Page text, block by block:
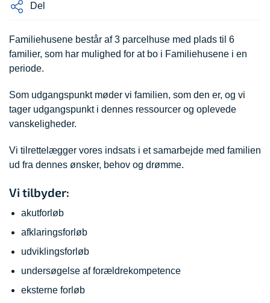
Del
Familiehusene består af 3 parcelhuse med plads til 6
familier, som har mulighed for at bo i Familiehusene i en
periode.
Som udgangspunkt møder vi familien, som den er, og vi
tager udgangspunkt i dennes ressourcer og oplevede
vanskeligheder.
Vi tilrettelægger vores indsats i et samarbejde med familien
ud fra dennes ønsker, behov og drømme.
Vi tilbyder:
akutforløb
afklaringsforløb
udviklingsforløb
undersøgelse af forældrekompetence
eksterne forløb